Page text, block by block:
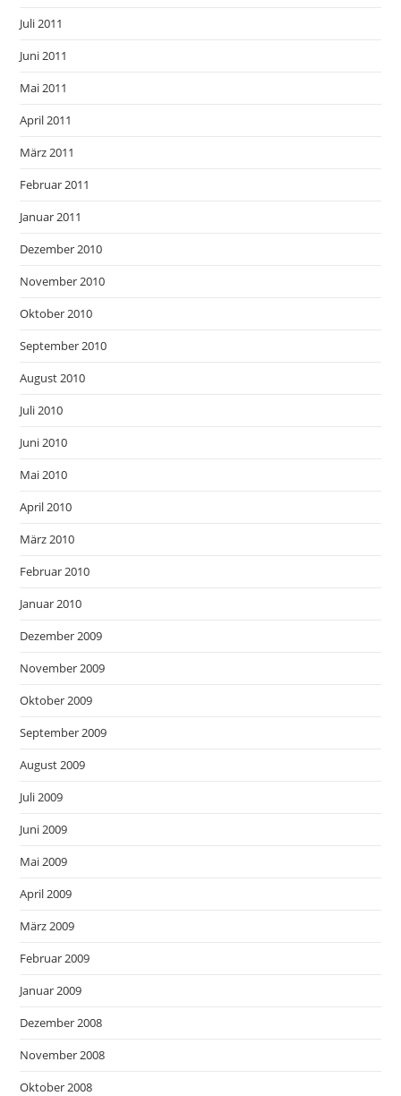
Juli 2011
Juni 2011
Mai 2011
April 2011
März 2011
Februar 2011
Januar 2011
Dezember 2010
November 2010
Oktober 2010
September 2010
August 2010
Juli 2010
Juni 2010
Mai 2010
April 2010
März 2010
Februar 2010
Januar 2010
Dezember 2009
November 2009
Oktober 2009
September 2009
August 2009
Juli 2009
Juni 2009
Mai 2009
April 2009
März 2009
Februar 2009
Januar 2009
Dezember 2008
November 2008
Oktober 2008